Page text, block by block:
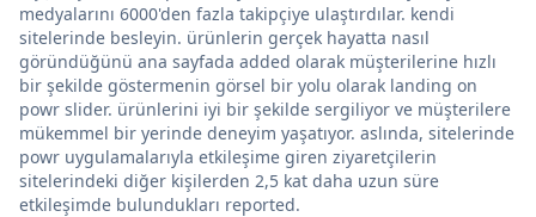
medyalarını 6000'den fazla takipçiye ulaştırdılar. kendi
sitelerinde besleyin. ürünlerin gerçek hayatta nasıl
göründüğünü ana sayfada added olarak müşterilerine hızlı
bir şekilde göstermenin görsel bir yolu olarak landing on
powr slider. ürünlerini iyi bir şekilde sergiliyor ve müşterilere
mükemmel bir yerinde deneyim yaşatıyor. aslında, sitelerinde
powr uygulamalarıyla etkileşime giren ziyaretçilerin
sitelerindeki diğer kişilerden 2,5 kat daha uzun süre
etkileşimde bulundukları reported.